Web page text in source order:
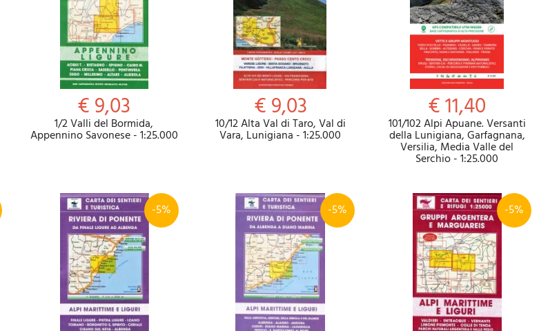
Riepilogo
€ 9,03
1/2 Valli del Bormida,
Appennino Savonese - 1:25.000
€ 9,03
10/12 Alta Val di Taro, Val di
Vara, Lunigiana - 1:25.000
€ 11,40
101/102 Alpi Apuane. Versanti
della Lunigiana, Garfagnana,
Versilia, Media Valle del
Serchio - 1:25.000
-5% -5% -5%